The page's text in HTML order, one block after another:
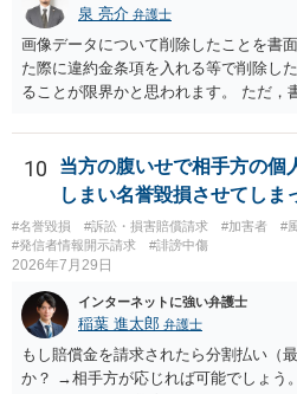
泉 亮介 弁護士
画像データについて削除したことを書
た際に違約金条項を入れる等で削除し
ることが限界かと思われます。 ただ，
除等を求めることは避けたほうが良い
10
当方の腹いせで相手方の個
しまい名誉毀損させてしま
#名誉毀損 #訴訟・損害賠償請求 #加害者
#
#発信者情報開示請求
#誹謗中傷
2026年7月29日
インターネットに強い弁護士
稲葉 進太郎 弁護士
もし賠償金を請求されたら分割払い（
か？ →相手方が応じれば可能でしょう